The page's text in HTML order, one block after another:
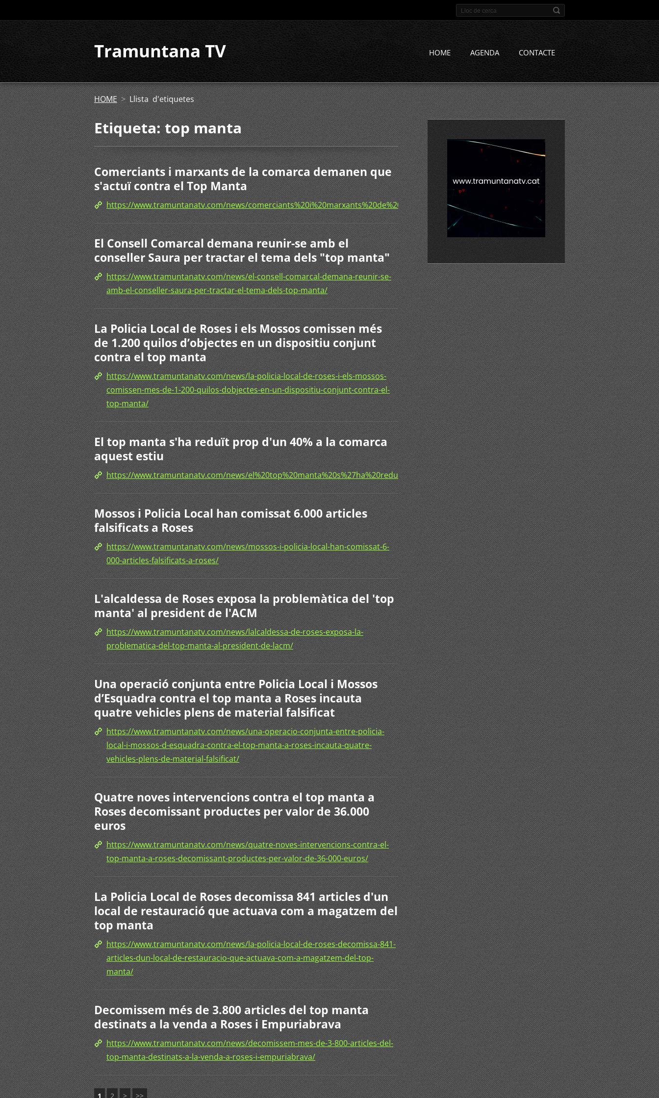
Tramuntana TV HOME AGENDA CONTACTE
HOME > Llista d'etiquetes
Etiqueta: top manta
Comerciants i marxants de la comarca demanen que
s'actuï contra el Top Manta
https://www.tramuntanatv.com/news/
El Consell Comarcal demana reunir-se amb el
conseller Saura per tractar el tema dels "top manta"
https://www.tramuntanatv.com/news/el-consell-comarcal-demana-reunir-se-
amb-el-conseller-saura-per-tractar-el-tema-dels-top-manta/
La Policia Local de Roses i els Mossos comissen més
de 1.200 quilos d’objectes en un dispositiu conjunt
contra el top manta
https://www.tramuntanatv.com/news/la-policia-local-de-roses-i-els-mossos-
comissen-mes-de-1-200-quilos-dobjectes-en-un-dispositiu-conjunt-contra-el-
top-manta/
El top manta s'ha reduït prop d'un 40% a la comarca
aquest estiu
https://www.tramuntanatv.com/news/
Mossos i Policia Local han comissat 6.000 articles
falsificats a Roses
https://www.tramuntanatv.com/news/mossos-i-policia-local-han-comissat-6-
000-articles-falsificats-a-roses/
L'alcaldessa de Roses exposa la problemàtica del 'top
manta' al president de l'ACM
https://www.tramuntanatv.com/news/lalcaldessa-de-roses-exposa-la-
problematica-del-top-manta-al-president-de-lacm/
Una operació conjunta entre Policia Local i Mossos
d’Esquadra contra el top manta a Roses incauta
quatre vehicles plens de material falsificat
https://www.tramuntanatv.com/news/una-operacio-conjunta-entre-policia-
local-i-mossos-d-esquadra-contra-el-top-manta-a-roses-incauta-quatre-
vehicles-plens-de-material-falsificat/
Quatre noves intervencions contra el top manta a
Roses decomissant productes per valor de 36.000
euros
https://www.tramuntanatv.com/news/quatre-noves-intervencions-contra-el-
top-manta-a-roses-decomissant-productes-per-valor-de-36-000-euros/
La Policia Local de Roses decomissa 841 articles d'un
local de restauració que actuava com a magatzem del
top manta
https://www.tramuntanatv.com/news/la-policia-local-de-roses-decomissa-841-
articles-dun-local-de-restauracio-que-actuava-com-a-magatzem-del-top-
manta/
Decomissem més de 3.800 articles del top manta
destinats a la venda a Roses i Empuriabrava
https://www.tramuntanatv.com/news/decomissem-mes-de-3-800-articles-del-
top-manta-destinats-a-la-venda-a-roses-i-empuriabrava/
1 2 > >>